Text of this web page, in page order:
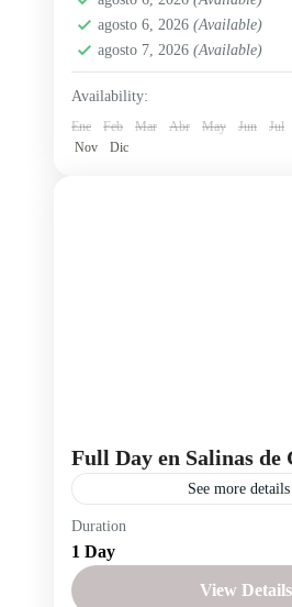
Mar de Nubes y el
mirador La Caída del Sol.
Fácil
1 Person
agosto 6, 2026 (Available)
agosto 7, 2026 (Available)
Availability:
Ene Feb Mar Abr May Jun Jul
Nov
Dic
Full Day en Salinas de
See more details
chocolate artesanal Salinas de
Full Day en Salinas de
para Guayaquil Disfruta de
Duration
1 Day
View Details